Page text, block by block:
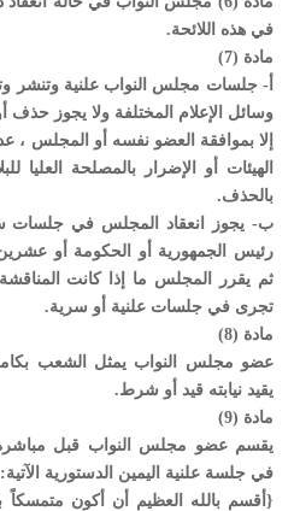
في هذه اللائحة.
مادة (7)
أ- جلسات مجلس النواب علنية وتنشر
وسائل الإعلام المختلفة ولا يجوز
إلا بموافقة العضو نفسه أو المجلس ،
الهيئات أو الإضرار بالمصلحة العليا
بالحذف.
ب- يجوز انعقاد المجلس في جلسات
رئيس الجمهورية أو الحكومة أو
ثم يقرر المجلس ما إذا كانت
تجرى في جلسات علنية أو سرية.
مادة (8)
عضو مجلس النواب يمثل الشعب
يقيد نيابته قيد أو شرط.
مادة (9)
يقسم عضو مجلس النواب قبل
في جلسة علنية اليمين الدستورية الآتية:
{أقسم بالله العظيم أن أكون